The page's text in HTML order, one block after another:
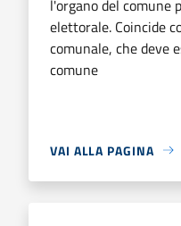
l'organo del comune
elettorale. Coincide
comunale, che deve
comune
VAI ALLA PAGINA